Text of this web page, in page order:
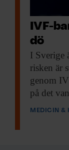
IVF-
dö
I Sverige
risken är
genom
på det
MEDICIN &